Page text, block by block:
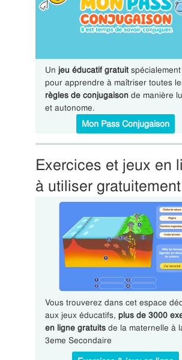
Un jeu éducatif gratuitspécialement
pour apprendre à maîtriser toutes
règles de conjugaisonde manière
et autonome.
Mon Pass Conjugaison
Exercices et jeux en
à utiliser gratuitement
Vous trouverez dans cet espace
aux jeux éducatifs, plus de 3000
en ligne gratuitsde la maternelle à
3eme Secondaire